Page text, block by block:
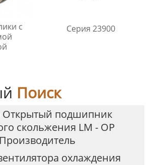
с
Серия 23900
Поиск
подшипник
скольжения LM - OP
Производитель
охлаждения